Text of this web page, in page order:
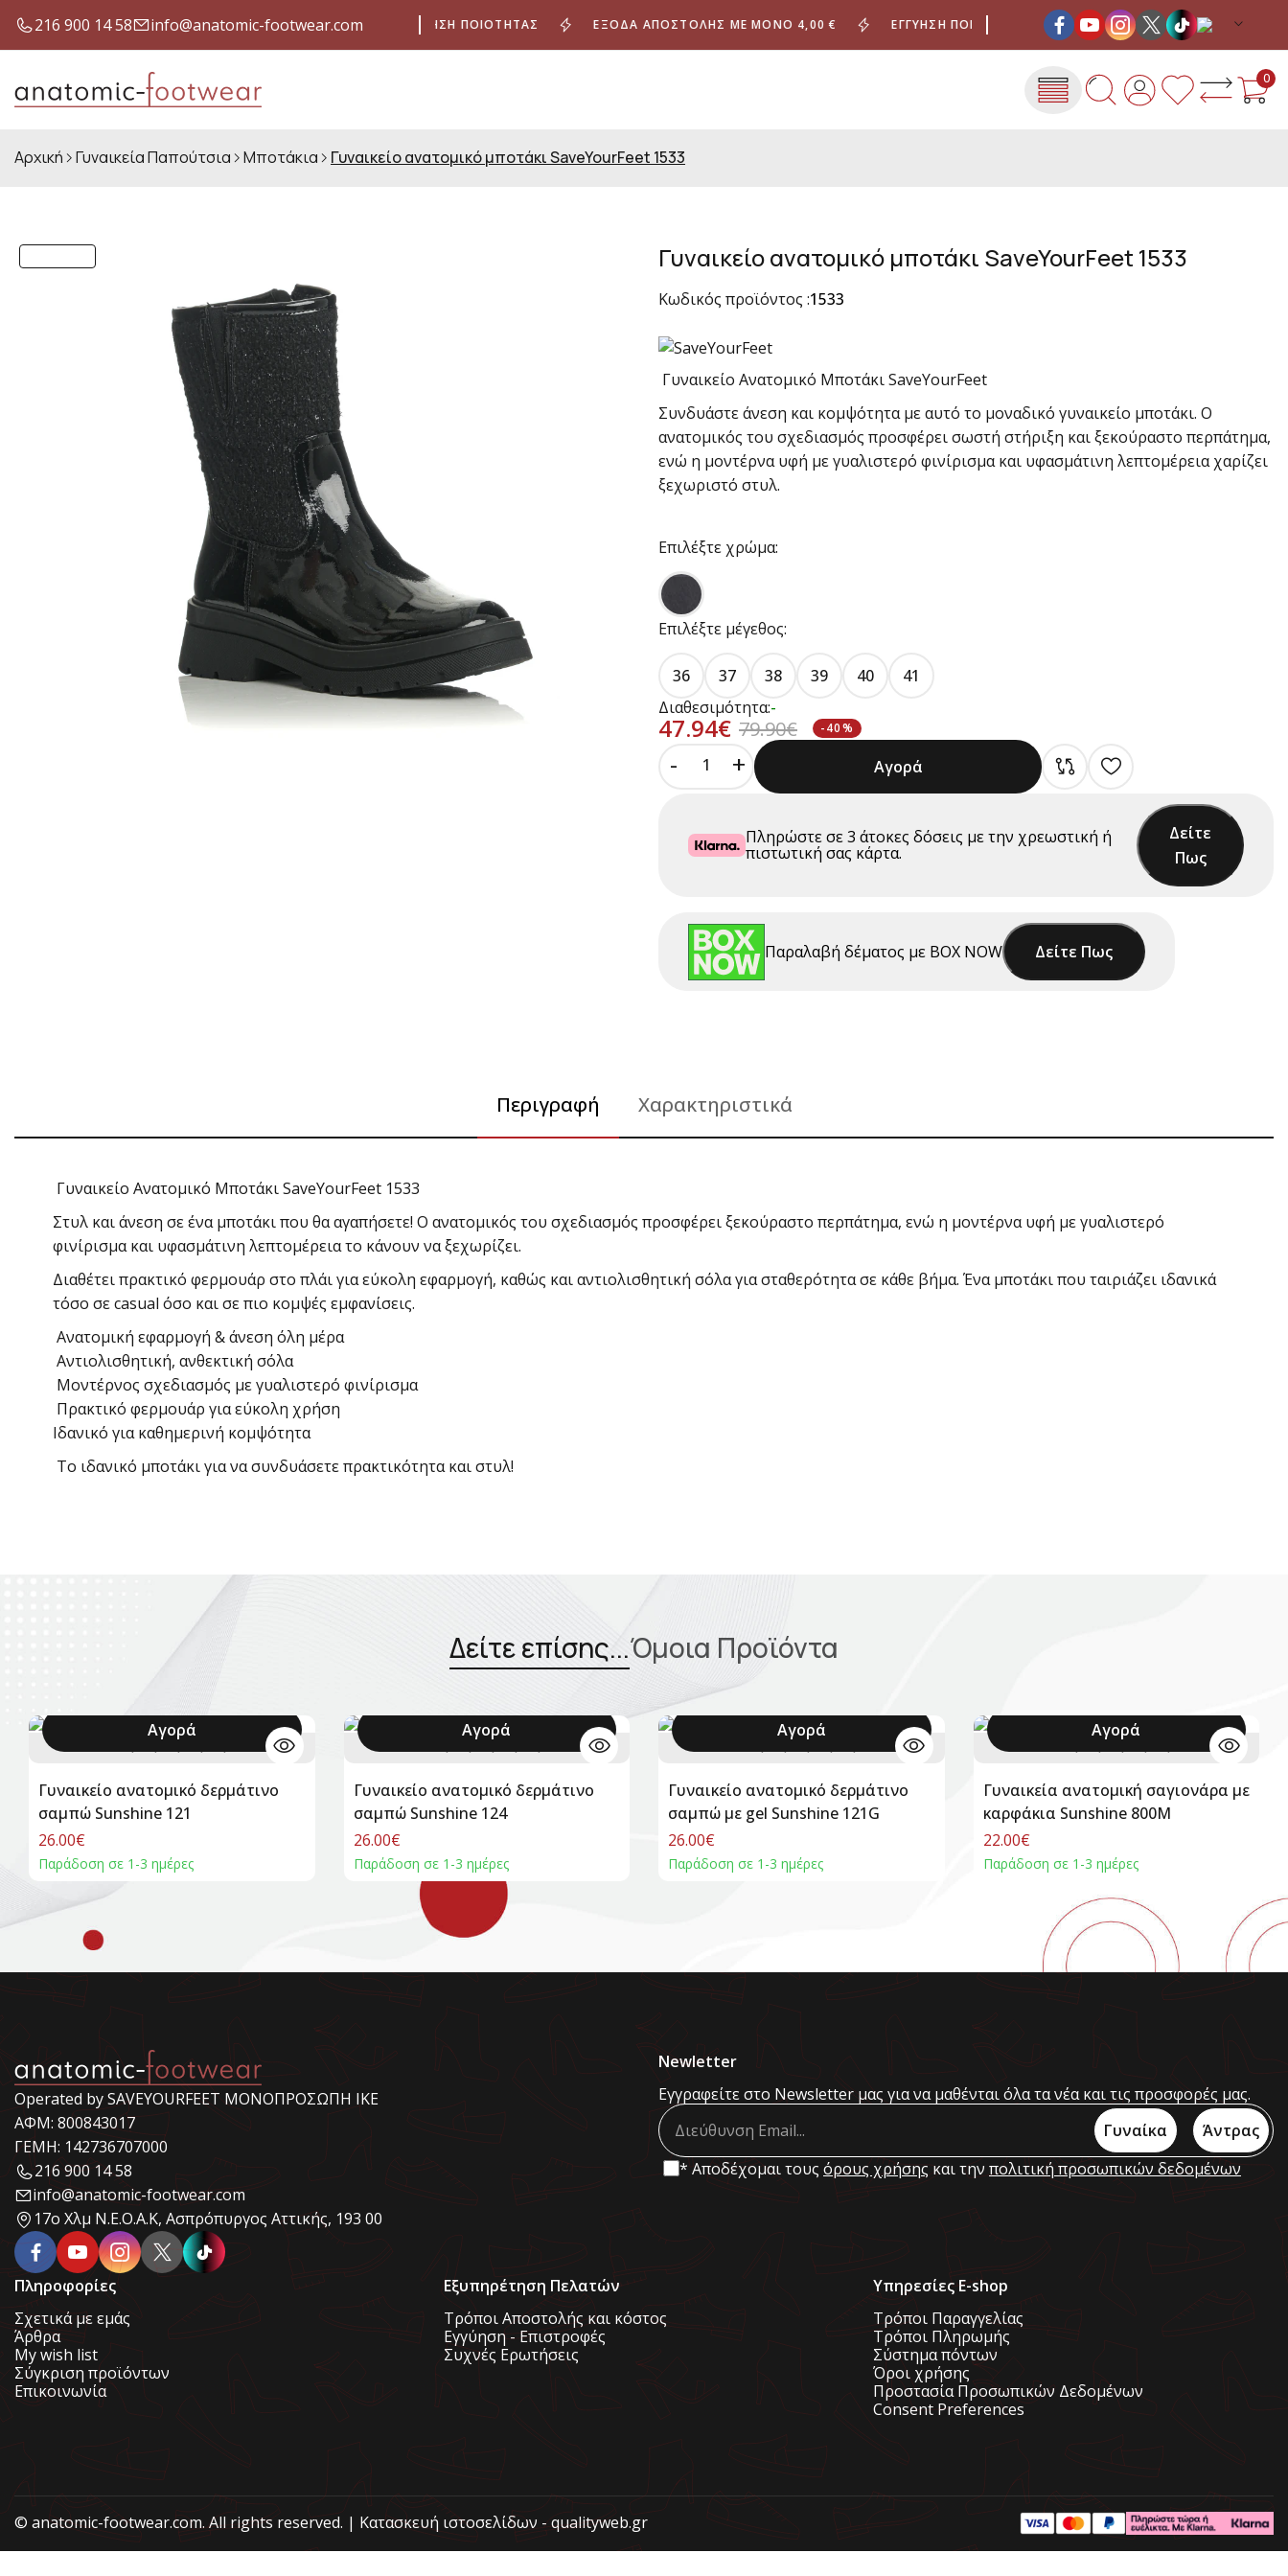
216 900 14 58 info@anatomic-footwear.com
ΈΞΟΔΑ ΑΠΟΣΤΟΛΉΣ ΜΕ ΜΌΝΟ 4,00 € ΕΓΓΎΗΣΗ ΠΟΙΌΤΗΤΑΣ ΈΞΟΔΑ ΑΠΟΣΤΟΛΉΣ ΜΕ ΜΌΝΟ 4,00 € ΕΓΓΎΗΣΗ ΠΟΙΌΤΗΤΑΣ ΈΞΟΔΑ ΑΠΟΣΤΟΛΉΣ ΜΕ ΜΌΝΟ 4,00
0
Αρχική Γυναικεία Παπούτσια Μποτάκια Γυναικείο ανατομικό μποτάκι SaveYourFeet 1533
Γυναικείο ανατομικό μποτάκι SaveYourFeet 1533
Κωδικός προϊόντος :1533
Γυναικείο Ανατομικό Μποτάκι SaveYourFeet
Συνδυάστε άνεση και κομψότητα με αυτό το μοναδικό γυναικείο μποτάκι. Ο
ανατομικός του σχεδιασμός προσφέρει σωστή στήριξη και ξεκούραστο περπάτημα,
ενώ η μοντέρνα υφή με γυαλιστερό φινίρισμα και υφασμάτινη λεπτομέρεια χαρίζει
ξεχωριστό στυλ.
Επιλέξτε χρώμα:
Επιλέξτε μέγεθος:
36 37 38 39 40
41
Διαθεσιμότητα:-
47.94€ 79.90€ -40%
- + Αγορά
Πληρώστε σε3 άτοκες δόσεις με την χρεωστική ή
πιστωτική σας κάρτα.
Δείτε
Πως
Παραλαβή δέματος με ΒΟΧ NOW Δείτε Πως
Περιγραφή Χαρακτηριστικά
Γυναικείο Ανατομικό Μποτάκι SaveYourFeet 1533
Στυλ και άνεση σε ένα μποτάκι που θα αγαπήσετε! Ο ανατομικός του σχεδιασμός προσφέρει ξεκούραστο περπάτημα, ενώ η μοντέρνα υφή με γυαλιστερό
φινίρισμα και υφασμάτινη λεπτομέρεια το κάνουν να ξεχωρίζει.
Διαθέτει πρακτικό φερμουάρ στο πλάι για εύκολη εφαρμογή, καθώς και αντιολισθητική σόλα για σταθερότητα σε κάθε βήμα. Ένα μποτάκι που ταιριάζει ιδανικά
τόσο σε casual όσο και σε πιο κομψές εμφανίσεις.
Ανατομική εφαρμογή & άνεση όλη μέρα
Αντιολισθητική, ανθεκτική σόλα
Μοντέρνος σχεδιασμός με γυαλιστερό φινίρισμα
Πρακτικό φερμουάρ για εύκολη χρήση
Ιδανικό για καθημερινή κομψότητα
Το ιδανικό μποτάκι για να συνδυάσετε πρακτικότητα και στυλ!
Δείτε επίσης...Όμοια Προϊόντα
Αγορά
Γυναικείο ανατομικό δερμάτινο
σαμπώ Sunshine 121
26.00€
Παράδοση σε 1-3 ημέρες
Αγορά
Γυναικείο ανατομικό δερμάτινο
σαμπώ Sunshine 124
26.00€
Παράδοση σε 1-3 ημέρες
Αγορά
Γυναικείο ανατομικό δερμάτινο
σαμπώ με gel Sunshine 121G
26.00€
Παράδοση σε 1-3 ημέρες
Αγορά
Γυναικεία ανατομική σαγιονάρα με
καρφάκια Sunshine 800Μ
22.00€
Παράδοση σε 1-3 ημέρες
Operated by SAVEYOURFEET ΜΟΝΟΠΡΟΣΩΠΗ ΙΚΕ
ΑΦΜ: 800843017
ΓΕΜΗ: 142736707000
216 900 14 58
info@anatomic-footwear.com
17ο Χλμ Ν.Ε.Ο.Α.Κ, Ασπρόπυργος Αττικής, 193 00
Newletter
Εγγραφείτε στο Newsletter μας για να μαθένται όλα τα νέα και τις προσφορές μας.
Άντρας
Γυναίκα
* Αποδέχομαι τους όρους χρήσης και την πολιτική προσωπικών δεδομένων
Πληροφορίες
Σχετικά με εμάς
Άρθρα
My wish list
Σύγκριση προϊόντων
Επικοινωνία
Εξυπηρέτηση Πελατών
Τρόποι Αποστολής και κόστος
Εγγύηση - Επιστροφές
Συχνές Ερωτήσεις
Υπηρεσίες E-shop
Τρόποι Παραγγελίας
Τρόποι Πληρωμής
Σύστημα πόντων
Όροι χρήσης
Προστασία Προσωπικών Δεδομένων
Consent Preferences
© anatomic-footwear.com. All rights reserved. | Κατασκευή ιστοσελίδων - qualityweb.gr